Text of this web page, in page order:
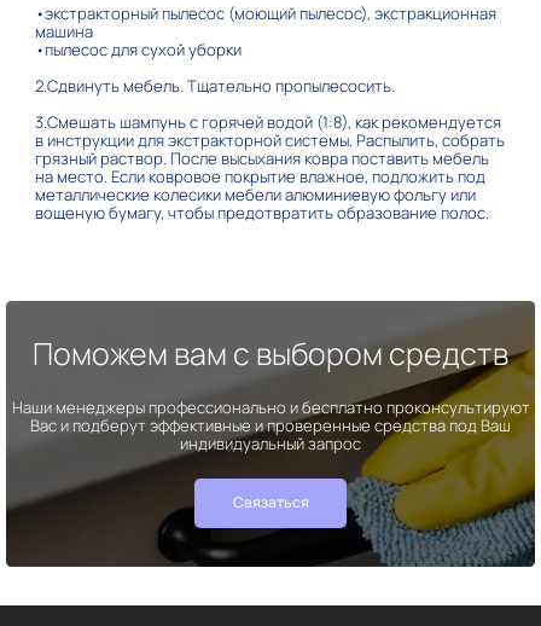
•экстракторный пылесос (моющий пылесос), экстракционная
машина
•пылесос для сухой уборки
2.Сдвинуть мебель. Тщательно пропылесосить.
3.Смешать шампунь с горячей водой (1:8), как рекомендуется
в инструкции для экстракторной системы. Распылить, собрать
грязный раствор. После высыхания ковра поставить мебель
на место. Если ковровое покрытие влажное, подложить под
металлические колесики мебели алюминиевую фольгу или
вощеную бумагу, чтобы предотвратить образование полос.
Поможем вам с выбором средств
Наши менеджеры профессионально и бесплатно проконсультируют
Вас и подберут эффективные и проверенные средства под Ваш
индивидуальный запрос
Связаться